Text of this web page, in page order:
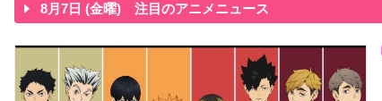
8月7日 (金曜) 注目のアニメニュース